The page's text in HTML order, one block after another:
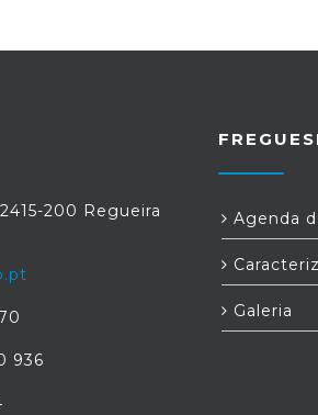
200 Regueira
936
Agenda
Galeria